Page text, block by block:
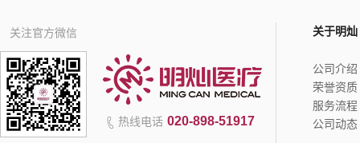
关注官方微信
热线电话 020-898-51917
关于明灿
公司介绍
荣誉资质
服务流程
公司动态